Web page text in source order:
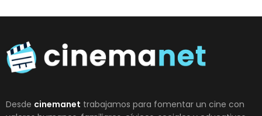
Desde cinemanet trabajamos para fomentar un cine con